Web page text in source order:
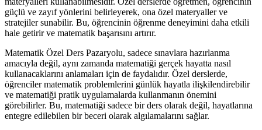
güçlü ve zayıf yönlerini belirleyerek, ona özel materyaller ve
stratejiler sunabilir. Bu, öğrencinin öğrenme deneyimini daha etkili
hale getirir ve matematik başarısını artırır.
Matematik Özel Ders Pazaryolu, sadece sınavlara hazırlanma
amacıyla değil, aynı zamanda matematiği gerçek hayatta nasıl
kullanacaklarını anlamaları için de faydalıdır. Özel derslerde,
öğrenciler matematik problemlerini günlük hayatla ilişkilendirebilir
ve matematiği pratik uygulamalarda kullanmanın önemini
görebilirler. Bu, matematiği sadece bir ders olarak değil, hayatlarına
entegre edilebilen bir beceri olarak algılamalarını sağlar.